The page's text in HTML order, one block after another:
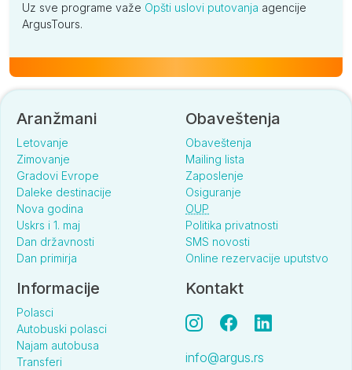
Uz sve programe važe Opšti uslovi putovanja agencije
ArgusTours.
Aranžmani
Letovanje
Zimovanje
Gradovi Evrope
Daleke destinacije
Nova godina
Uskrs i 1. maj
Dan državnosti
Dan primirja
Obaveštenja
Obaveštenja
Mailing lista
Zaposlenje
Osiguranje
OUP
Politika privatnosti
SMS novosti
Online rezervacije uputstvo
Informacije
Polasci
Autobuski polasci
Najam autobusa
Transferi
Kontakt
info@argus.rs